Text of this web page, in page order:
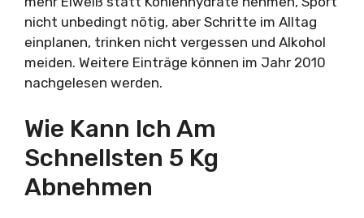
nicht unbedingt nötig, aber Schritte im Alltag
einplanen, trinken nicht vergessen und Alkohol
meiden. Weitere Einträge können im Jahr 2010
nachgelesen werden.
Wie Kann Ich Am
Schnellsten 5 Kg
Abnehmen